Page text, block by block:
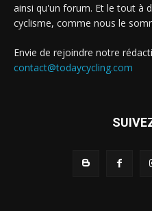
ainsi qu'un forum. Et le tout à
cyclisme, comme nous le
Envie de rejoindre notre
contact@todaycycling.com